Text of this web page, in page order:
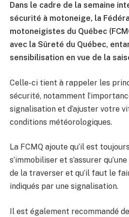
Dans le cadre de la semaine
sécurité à motoneige, la
motoneigistes du Québec
avec la Sûreté du Québec,
sensibilisation en vue de la
Celle-ci tient à rappeler les
sécurité, notamment
signalisation et d’ajuster votre
conditions météorologiques.
La FCMQ ajoute qu’il est
s’immobiliser et s’assurer
de la traverser et qu’il faut le
indiqués par une signalisation.
Il est également recommandé